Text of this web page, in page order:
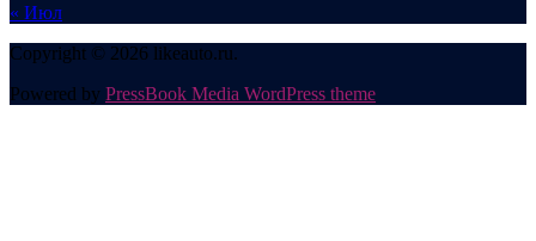
« Июл
Copyright © 2026 likeauto.ru.
Powered by PressBook Media WordPress theme